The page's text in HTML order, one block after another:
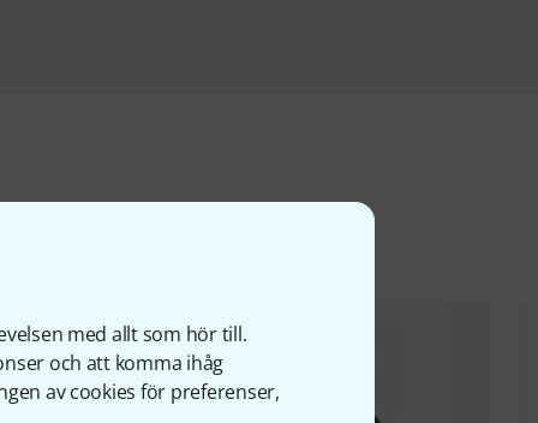
med allt som hör till.
och att komma ihåg
av cookies för preferenser,